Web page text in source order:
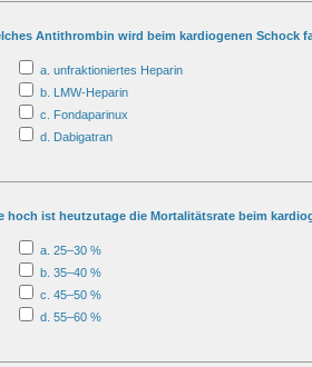
Antithrombin wird beim kardiogenen Schock
a. unfraktioniertes Heparin
b. LMW-Heparin
c. Fondaparinux
d. Dabigatran
hoch ist heutzutage die Mortalitätsrate beim
a. 25–30 %
b. 35–40 %
c. 45–50 %
d. 55–60 %